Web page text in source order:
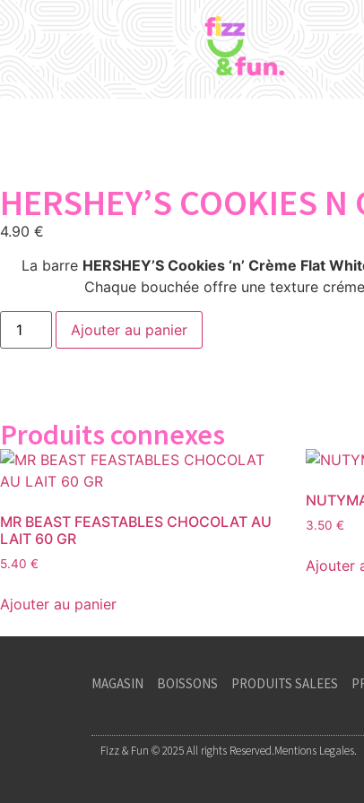
HERSHEY’S COOKIES
4.90 €
La barre HERSHEY’S Cookies ‘n’ Crème Flat
Chaque bouchée offre une texture
Ajouter au panier
Produits connexes
MR BEAST FEASTABLES CHOCOLAT AU
LAIT 60 GR
5.40 €
Ajouter au panier
3.50 €
Ajouter
MAGASIN BOISSONS PRODUITS SALEES
Fizz & Fun © 2025 All rights Reserved.Mentions Legales.